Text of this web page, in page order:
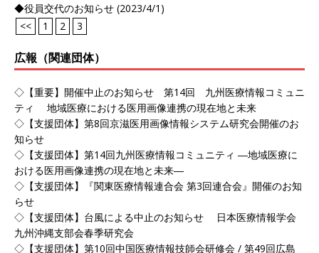
◆役員交代のお知らせ (2023/4/1)
<<
1 2 3
広報（関連団体）
◇【重要】開催中止のお知らせ 第14回 九州医療情報コミュニ
ティ 地域医療における医用画像連携の現在地と未来
◇【支援団体】第8回京滋医用画像情報システム研究会開催のお
知らせ
◇【支援団体】第14回九州医療情報コミュニティ ―地域医療に
おける医用画像連携の現在地と未来―
◇【支援団体】『関東医療情報連合会 第3回連合会』開催のお知
らせ
◇【支援団体】台風による中止のお知らせ 日本医療情報学会
九州沖縄支部会春季研究会
◇【支援団体】第10回中国医療情報技師会研修会 / 第49回広島